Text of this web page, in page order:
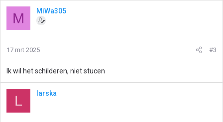
M MiWa305
17 mrt 2025 #3
Ik wil het schilderen, niet stucen
L larska